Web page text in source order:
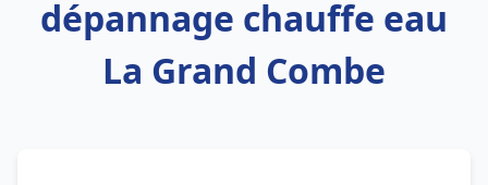
dépannage chauffe eau
La Grand Combe